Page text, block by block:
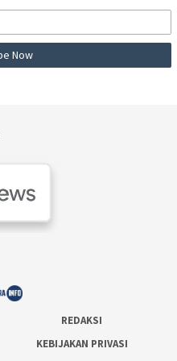
REDAKSI
KEBIJAKAN PRIVASI